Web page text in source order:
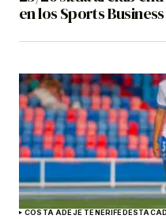
en los Sports
COSTA ADEJE TENERIFE